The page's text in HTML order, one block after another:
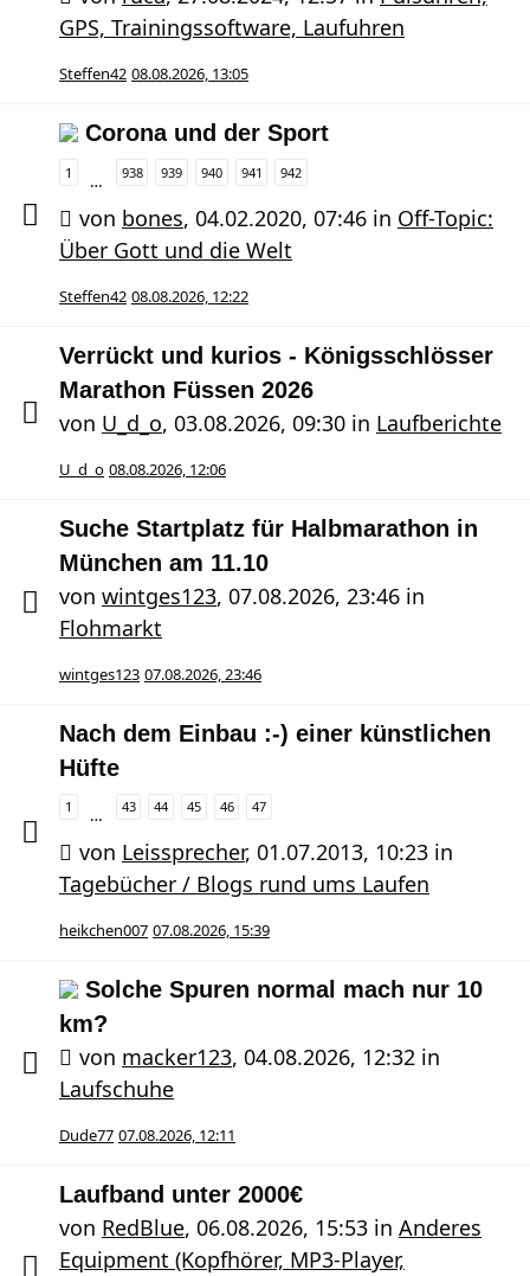
GPS, Trainingssoftware, Laufuhren
Steffen42 08.08.2026, 13:05
Corona und der Sport
1 … 938 939 940 941 942
von bones, 04.02.2020, 07:46 in Off-Topic:
Über Gott und die Welt
Steffen42 08.08.2026, 12:22
Verrückt und kurios - Königsschlösser
Marathon Füssen 2026
von U_d_o, 03.08.2026, 09:30 in Laufberichte
U_d_o 08.08.2026, 12:06
Suche Startplatz für Halbmarathon in
München am 11.10
von wintges123, 07.08.2026, 23:46 in
Flohmarkt
wintges123 07.08.2026, 23:46
Nach dem Einbau :-) einer künstlichen
Hüfte
1 … 43 44 45 46 47
von Leissprecher, 01.07.2013, 10:23 in
Tagebücher / Blogs rund ums Laufen
heikchen007 07.08.2026, 15:39
Solche Spuren normal mach nur 10
km?
von macker123, 04.08.2026, 12:32 in
Laufschuhe
Dude77 07.08.2026, 12:11
Laufband unter 2000€
von RedBlue, 06.08.2026, 15:53 in Anderes
Equipment (Kopfhörer, MP3-Player,